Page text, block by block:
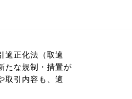
適正化法（取適
たな規制・措置が
取引内容も、適